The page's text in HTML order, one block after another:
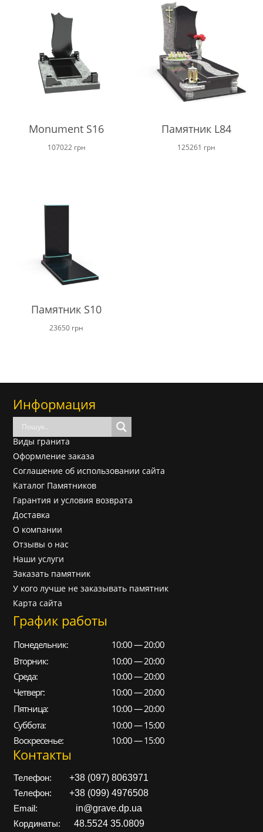
Monument S16
107022 грн
Памятник L84
125261 грн
Памятник S10
23650 грн
Информация
Виды гранита
Оформление заказа
Соглашение об использовании сайта
Каталог Памятников
Гарантия и условия возврата
Доставка
О компании
Отзывы о нас
Наши услуги
Заказать памятник
У кого лучше не заказывать памятник
Карта сайта
График работы
Понедельник:
10:00 — 20:00
Вторник:
10:00 — 20:00
Среда:
10:00 — 20:00
Четверг:
10:00 — 20:00
Пятница:
10:00 — 20:00
Суббота:
10:00 — 15:00
Воскресенье:
10:00 — 15:00
Контакты
Телефон: +38 (097) 8063971
Телефон: +38 (099) 4976508
Email: in@grave.dp.ua
Кординаты: 48.5524 35.0809